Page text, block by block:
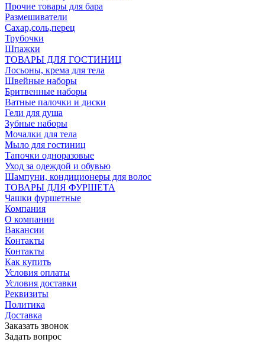
Прочие товары для бара
Размешиватели
Сахар,соль,перец
Трубочки
Шпажки
ТОВАРЫ ДЛЯ ГОСТИНИЦ
Лосьоны, крема для тела
Швейные наборы
Бритвенные наборы
Ватные палочки и диски
Гели для душа
Зубные наборы
Мочалки для тела
Мыло для гостиниц
Тапочки одноразовые
Уход за одеждой и обувью
Шампуни, кондиционеры для волос
ТОВАРЫ ДЛЯ ФУРШЕТА
Чашки фуршетные
Компания
О компании
Вакансии
Контакты
Контакты
Как купить
Условия оплаты
Условия доставки
Реквизиты
Политика
Доставка
Заказать звонок
Задать вопрос